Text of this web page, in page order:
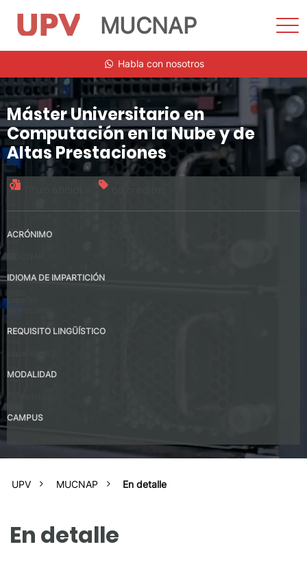
contenido
MUCNAP
Habla con nosotros
Máster Universitario en
Computación en la Nube y de
Altas Prestaciones
ACRÓNIMO
IDIOMA DE IMPARTICIÓN
REQUISITO LINGÜÍSTICO
MODALIDAD
CAMPUS
UPV MUCNAP En detalle
En detalle